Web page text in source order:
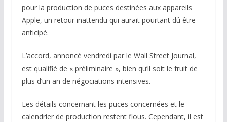
pour la production de puces destinées aux appareils
Apple, un retour inattendu qui aurait pourtant dû être
anticipé.
L’accord, annoncé vendredi par le Wall Street Journal,
est qualifié de « préliminaire », bien qu’il soit le fruit de
plus d’un an de négociations intensives.
Les détails concernant les puces concernées et le
calendrier de production restent flous. Cependant, il est